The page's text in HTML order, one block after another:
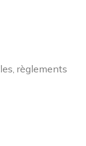
règlements